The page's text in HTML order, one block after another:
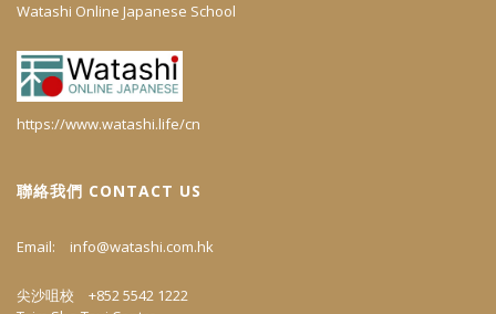
Watashi Online Japanese School
https://www.watashi.life/cn
聯絡我們 CONTACT US
Email: info@watashi.com.hk
尖沙咀校 +852 5542 1222